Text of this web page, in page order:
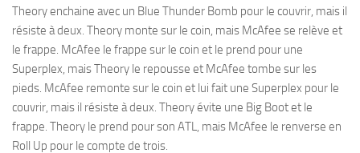
Theory enchaine avec un Blue Thunder Bomb pour le couvrir, mais il
résiste à deux. Theory monte sur le coin, mais McAfee se relève et
le frappe. McAfee le frappe sur le coin et le prend pour une
Superplex, mais Theory le repousse et McAfee tombe sur les
pieds. McAfee remonte sur le coin et lui fait une Superplex pour le
couvrir, mais il résiste à deux. Theory évite une Big Boot et le
frappe. Theory le prend pour son ATL, mais McAfee le renverse en
Roll Up pour le compte de trois.